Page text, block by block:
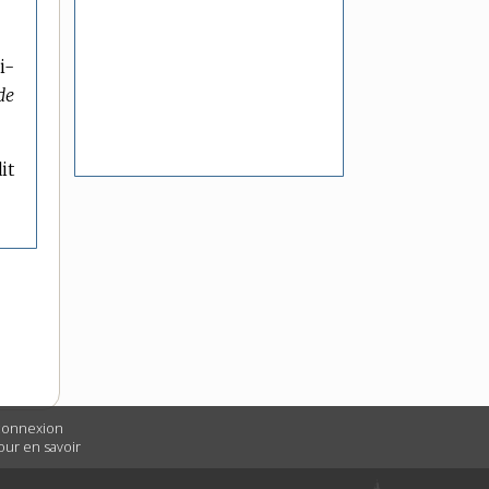
en savoir